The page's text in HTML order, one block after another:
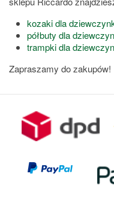
kozaki dla
półbuty dla
trampki dla
Zapraszamy do zakupów!